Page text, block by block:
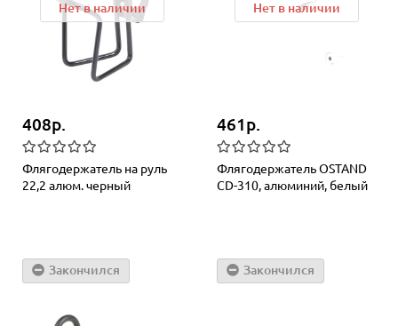
Нет в наличии
408р.
Флягодержатель на руль
22,2 алюм. черный
Закончился
Нет в наличии
461р.
Флягодержатель OSTAND
CD-310, алюминий, белый
Закончился